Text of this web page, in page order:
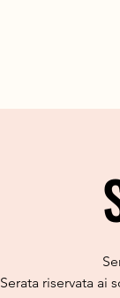
Serata riservata ai